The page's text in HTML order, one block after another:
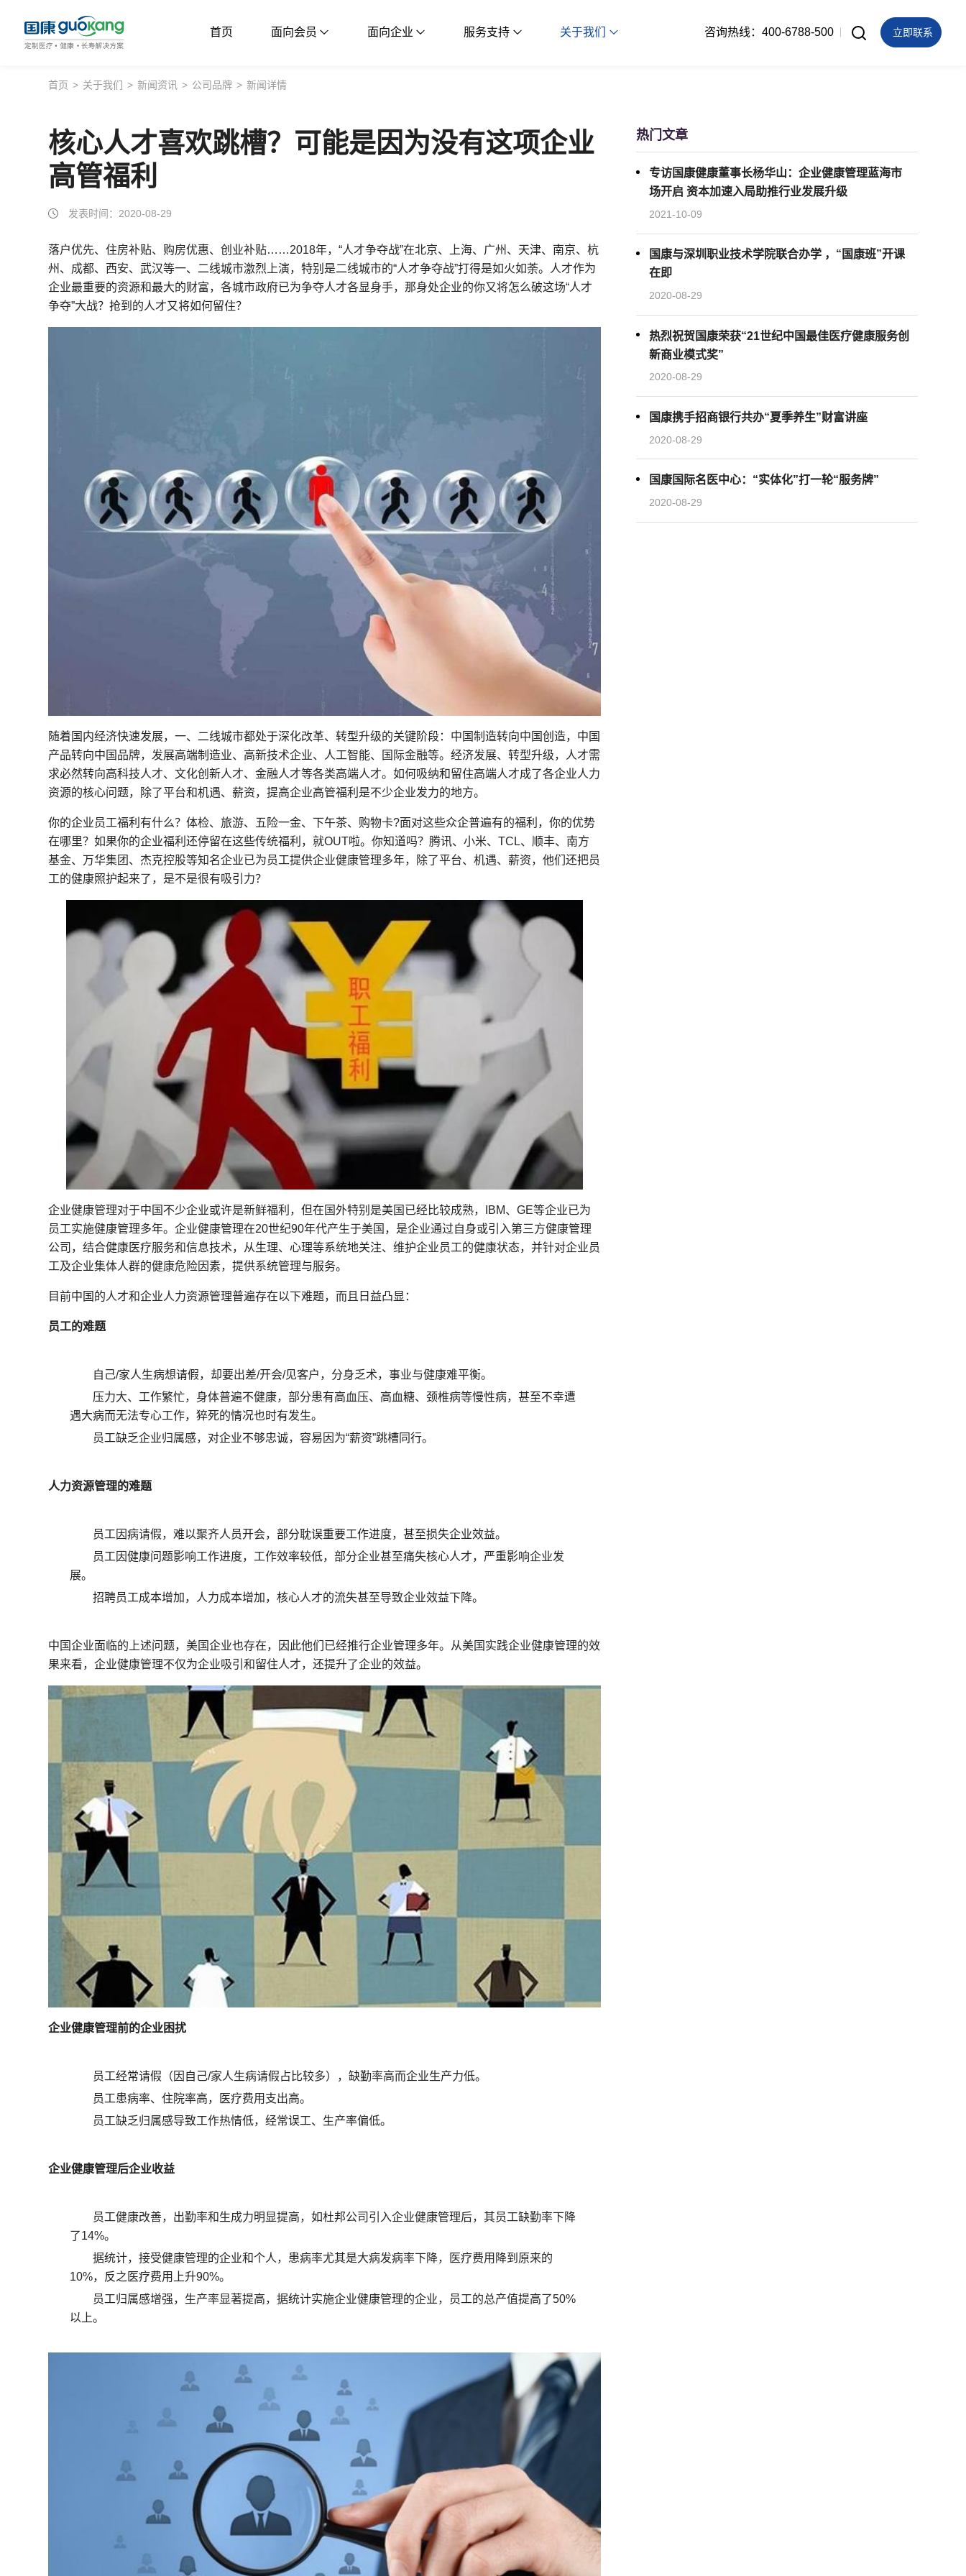
首页 面向会员 面向企业 服务支持 关于我们
面向企业
服务支持
关于我们
咨询热线：400-6788-500 立即联系
首页 > 关于我们 > 新闻资讯 > 公司品牌 > 新闻详情
核心人才喜欢跳槽？可能是因为没有这项企业
高管福利
发表时间：2020-08-29
落户优先、住房补贴、购房优惠、创业补贴……2018年，“人才争夺战”在北京、上海、广州、天津、南京、杭
州、成都、西安、武汉等一、二线城市激烈上演，特别是二线城市的“人才争夺战”打得是如火如荼。人才作为
企业最重要的资源和最大的财富，各城市政府已为争夺人才各显身手，那身处企业的你又将怎么破这场“人才
争夺”大战？抢到的人才又将如何留住？
随着国内经济快速发展，一、二线城市都处于深化改革、转型升级的关键阶段：中国制造转向中国创造，中国
产品转向中国品牌，发展高端制造业、高新技术企业、人工智能、国际金融等。经济发展、转型升级，人才需
求必然转向高科技人才、文化创新人才、金融人才等各类高端人才。如何吸纳和留住高端人才成了各企业人力
资源的核心问题，除了平台和机遇、薪资，提高企业高管福利是不少企业发力的地方。
你的企业员工福利有什么？体检、旅游、五险一金、下午茶、购物卡?面对这些众企普遍有的福利，你的优势
在哪里？如果你的企业福利还停留在这些传统福利，就OUT啦。你知道吗？腾讯、小米、TCL、顺丰、南方
基金、万华集团、杰克控股等知名企业已为员工提供企业健康管理多年，除了平台、机遇、薪资，他们还把员
工的健康照护起来了，是不是很有吸引力？
企业健康管理对于中国不少企业或许是新鲜福利，但在国外特别是美国已经比较成熟，IBM、GE等企业已为
员工实施健康管理多年。企业健康管理在20世纪90年代产生于美国，是企业通过自身或引入第三方健康管理
公司，结合健康医疗服务和信息技术，从生理、心理等系统地关注、维护企业员工的健康状态，并针对企业员
工及企业集体人群的健康危险因素，提供系统管理与服务。
目前中国的人才和企业人力资源管理普遍存在以下难题，而且日益凸显：
员工的难题
自己/家人生病想请假，却要出差/开会/见客户，分身乏术，事业与健康难平衡。
压力大、工作繁忙，身体普遍不健康，部分患有高血压、高血糖、颈椎病等慢性病，甚至不幸遭
遇大病而无法专心工作，猝死的情况也时有发生。
员工缺乏企业归属感，对企业不够忠诚，容易因为“薪资”跳槽同行。
人力资源管理的难题
员工因病请假，难以聚齐人员开会，部分耽误重要工作进度，甚至损失企业效益。
员工因健康问题影响工作进度，工作效率较低，部分企业甚至痛失核心人才，严重影响企业发
展。
招聘员工成本增加，人力成本增加，核心人才的流失甚至导致企业效益下降。
中国企业面临的上述问题，美国企业也存在，因此他们已经推行企业管理多年。从美国实践企业健康管理的效
果来看，企业健康管理不仅为企业吸引和留住人才，还提升了企业的效益。
企业健康管理前的企业困扰
员工经常请假（因自己/家人生病请假占比较多），缺勤率高而企业生产力低。
员工患病率、住院率高，医疗费用支出高。
员工缺乏归属感导致工作热情低，经常误工、生产率偏低。
企业健康管理后企业收益
员工健康改善，出勤率和生成力明显提高，如杜邦公司引入企业健康管理后，其员工缺勤率下降
了14%。
据统计，接受健康管理的企业和个人，患病率尤其是大病发病率下降，医疗费用降到原来的
10%，反之医疗费用上升90%。
员工归属感增强，生产率显著提高，据统计实施企业健康管理的企业，员工的总产值提高了50%
以上。
热门文章
专访国康健康董事长杨华山：企业健康管理蓝海市
场开启 资本加速入局助推行业发展升级
2021-10-09
国康与深圳职业技术学院联合办学 ，“国康班”开课
在即
2020-08-29
热烈祝贺国康荣获“21世纪中国最佳医疗健康服务创
新商业模式奖”
2020-08-29
国康携手招商银行共办“夏季养生”财富讲座
2020-08-29
国康国际名医中心：“实体化”打一轮“服务牌”
2020-08-29